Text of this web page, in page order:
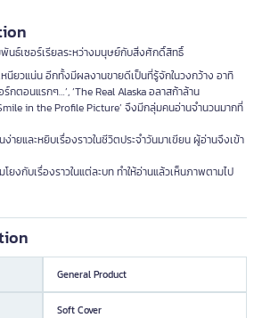
นธ์เซอร์เรียลระหว่างมนุษย์กับสิ่งศักดิ์สิทธิ์
ยวแน่น อีกทั้งมีผลงานขายดีเป็นที่รู้จักในวงกว้าง อาทิ
กตอนแรกๆ…’, ‘The Real Alaska อลาสก้าล้าน
in the Profile Picture’ จึงมีกลุ่มคนอ่านจำนวนมากที่
ายและหยิบเรื่องราวในชีวิตประจำวันมาเขียน ผู้อ่านจึงเข้า
ยงกับเรื่องราวในแต่ละบท ทำให้อ่านแล้วเห็นภาพตามไป
General Product
Soft Cover